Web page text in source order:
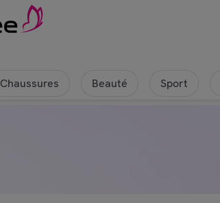
Chaussures Beauté Sport